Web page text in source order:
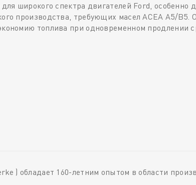
широкого спектра двигателей Ford, особенно
производства, требующих масел ACEA A5/
топлива при одновременном продлении
) обладает 160-летним опытом в области